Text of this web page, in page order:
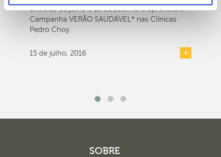
Entre 15 de julho e 15 de setembro aproveite a
Campanha VERÃO SAUDÁVEL* nas Clínicas
Pedro Choy.
15 de julho, 2016
SOBRE